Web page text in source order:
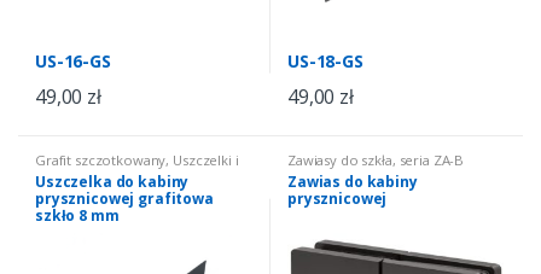
US-16-GS
49,00 zł
US-18-GS
49,00 zł
Grafit szczotkowany, Uszczelki i
progi Uszczelki do kabin
prysznicowych, uszczelki do
kabin szkło 8 mm grafitowe
Uszczelka do kabiny
prysznicowej grafitowa
szkło 8 mm
Zawiasy do szkła, seria ZA-B
Zawias do kabiny
prysznicowej